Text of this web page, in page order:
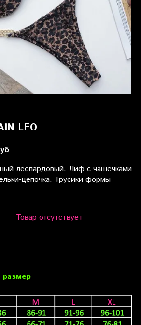
LEO
леопардовый. Лиф с чашечками
цепочка. Трусики формы
Товар отсутствует
размер